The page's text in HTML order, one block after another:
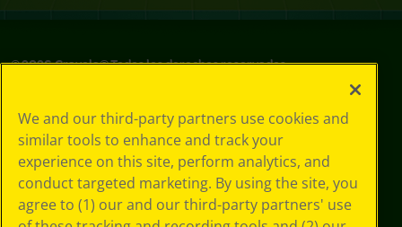
©2026Crayola® Todos los derechos reservados.
de privacidad
Política de
privacidad
Términos de SMS
GDPR
Aviso de
We and our third-party partners use cookies and
similar tools to enhance and track your
experience on this site, perform analytics, and
conduct targeted marketing. By using the site, you
agree to (1) our and our third-party partners' use